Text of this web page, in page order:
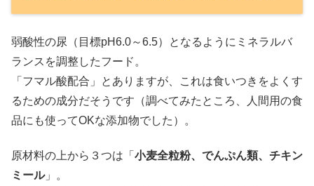
弱酸性の尿（目標pH6.0～6.5）となるようにミネラルバ
ランスを調整したフード。
「フマル酸配合」とありますが、これは食いつきをよくす
るための成分だそうです（調べてみたところ、人間用の食
品にも使ってOKな添加物でした）。
原材料の上から３つは「 小麦全粒粉、でんぷん類、チキン
ミール」。